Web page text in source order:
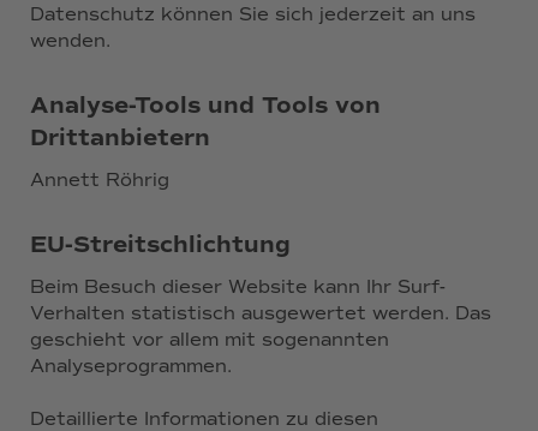
Datenschutz können Sie sich jederzeit an uns
wenden.
Analyse-Tools und Tools von
Drittanbietern
Annett Röhrig
EU-Streitschlichtung
Beim Besuch dieser Website kann Ihr Surf-
Verhalten statistisch ausgewertet werden. Das
geschieht vor allem mit sogenannten
Analyseprogrammen.
Detaillierte Informationen zu diesen